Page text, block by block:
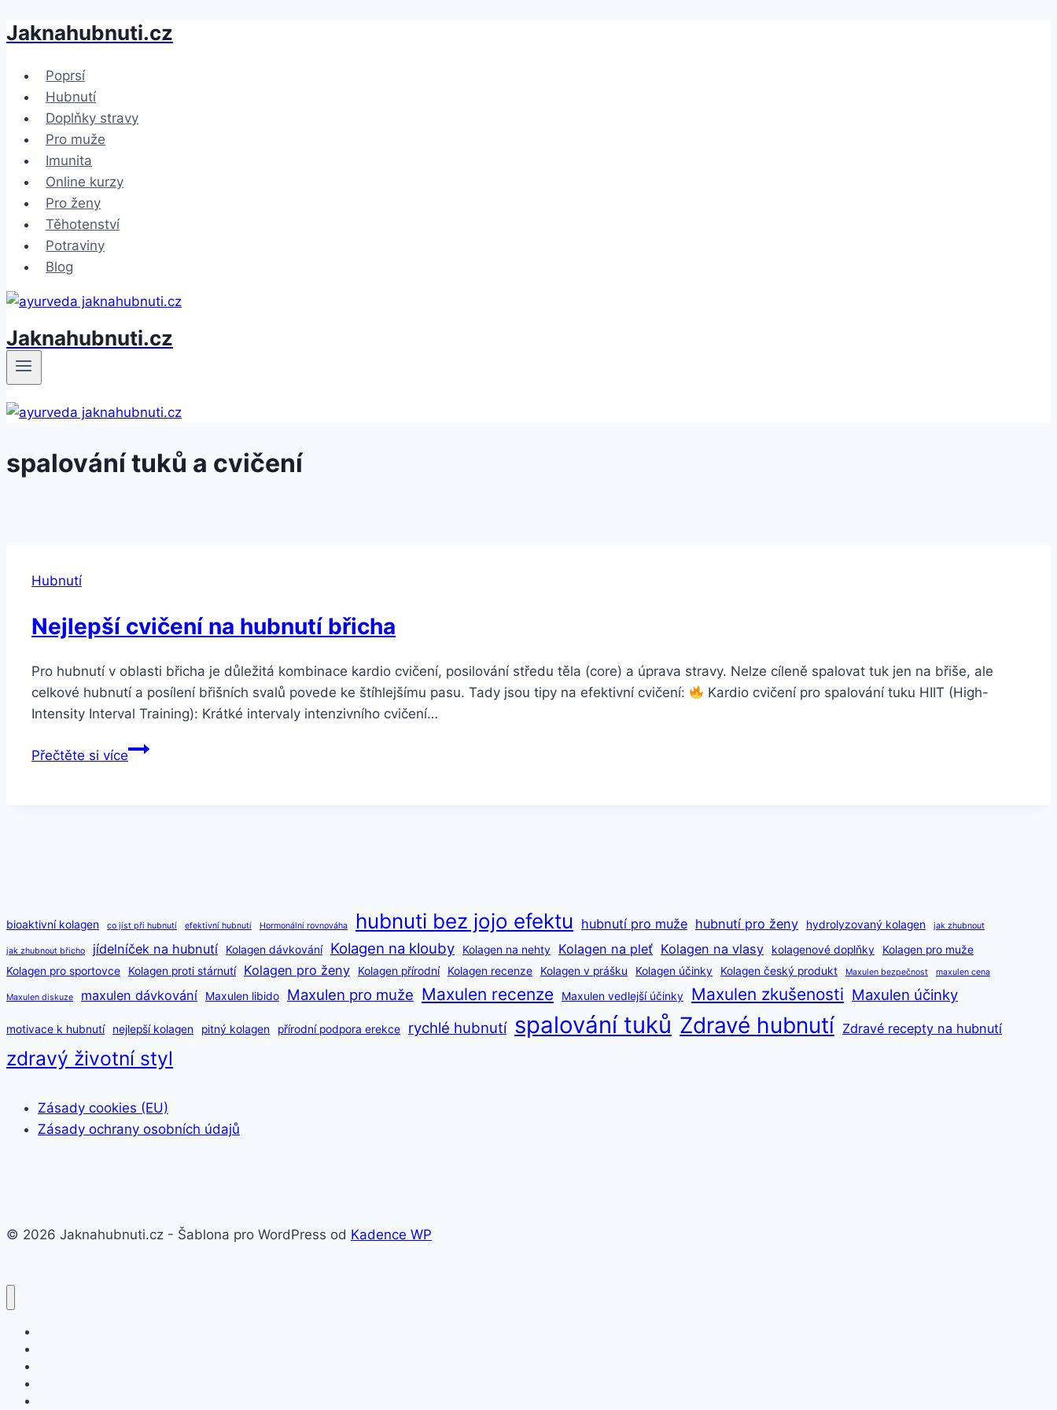
Přeskočit
obsah
Jaknahubnuti.cz
Poprsí
Hubnutí
Doplňky stravy
Pro muže
Imunita
Online kurzy
Pro ženy
Těhotenství
Potraviny
Blog
Jaknahubnuti.cz
spalování tuků a cvičení
Hubnutí
Nejlepší cvičení na hubnutí břicha
Pro hubnutí v oblasti břicha je důležitá kombinace kardio cvičení, posilování středu těla (core) a úprava stravy. Nelze cíleně spalovat tuk jen na břiše, ale
celkové hubnutí a posílení břišních svalů povede ke štíhlejšímu pasu. Tady jsou tipy na efektivní cvičení:
Kardio cvičení pro spalování tuku HIIT (High-
Intensity Interval Training): Krátké intervaly intenzivního cvičení…
Přečtěte si víceNejlepší
bioaktivní kolagen co jíst při hubnutí efektivní hubnutí Hormonální rovnováha hubnuti bez jojo efektu hubnutí pro muže hubnutí pro ženy hydrolyzovaný kolagen jak zhubnout
jak zhubnout břicho jídelníček na hubnutí Kolagen dávkování Kolagen na klouby Kolagen na nehty Kolagen na pleť Kolagen na vlasy kolagenové doplňky
Kolagen pro muže
Kolagen pro sportovce
Kolagen proti stárnutí Kolagen pro ženy Kolagen přírodní Kolagen recenze Kolagen v prášku Kolagen účinky Kolagen český produkt Maxulen bezpečnost maxulen cena
Maxulen diskuze maxulen dávkování Maxulen libido Maxulen pro muže Maxulen recenze Maxulen vedlejší účinky Maxulen zkušenosti Maxulen účinky
motivace k hubnutí nejlepší kolagen pitný kolagen přírodní podpora erekce rychlé hubnutí spalování tuků Zdravé hubnutí Zdravé recepty na hubnutí
zdravý životní styl
Zásady cookies (EU)
Zásady ochrany osobních údajů
© 2026 Jaknahubnuti.cz - Šablona pro WordPress od Kadence WP